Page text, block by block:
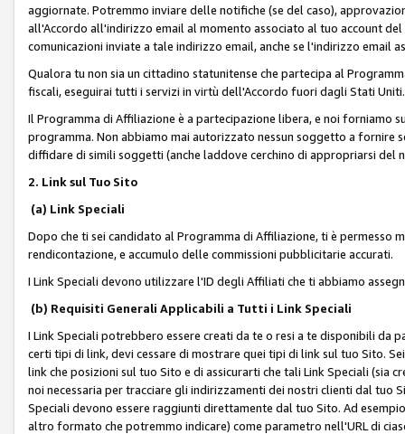
aggiornate. Potremmo inviare delle notifiche (se del caso),
all'Accordo all'indirizzo email al momento associato al tuo account
comunicazioni inviate a tale indirizzo email, anche se l'indirizzo email
Qualora tu non sia un cittadino statunitense che partecipa al
fiscali, eseguirai tutti i servizi in virtù dell'Accordo fuori dagli Stati
Il Programma di Affiliazione è a partecipazione libera, e noi forniamo
programma. Non abbiamo mai autorizzato nessun soggetto a fornire
diffidare di simili soggetti (anche laddove cerchino di appropriarsi
2. Link sul Tuo Sito
(a) Link Speciali
Dopo che ti sei candidato al Programma di Affiliazione, ti è permesso
rendicontazione, e accumulo delle commissioni pubblicitarie accurati.
I Link Speciali devono utilizzare l'ID degli Affiliati che ti abbiamo
(b) Requisiti Generali Applicabili a Tutti i Link Speciali
I Link Speciali potrebbero essere creati da te o resi a te disponibili
certi tipi di link, devi cessare di mostrare quei tipi di link sul tuo Sito.
link che posizioni sul tuo Sito e di assicurarti che tali Link Speciali
noi necessaria per tracciare gli indirizzamenti dei nostri clienti dal tuo
Speciali devono essere raggiunti direttamente dal tuo Sito. Ad
altro formato che potremmo indicare) come parametro nell'URL di